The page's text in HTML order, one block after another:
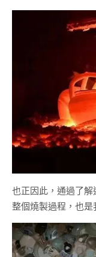
也正因此，通過了
整個燒製過程，也